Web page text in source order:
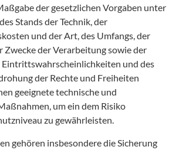
der gesetzlichen Vorgaben unter
Stands der Technik, der
und der Art, des Umfangs, der
Zwecke der Verarbeitung sowie der
und des
der Rechte und Freiheiten
geeignete technische und
um ein dem Risiko
zu gewährleisten.
gehören insbesondere die Sicherung